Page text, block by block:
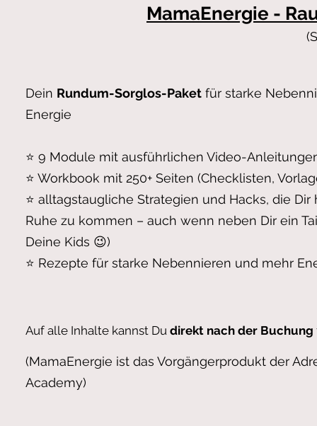
MamaEnergie -
Dein Rundum-Sorglos-Paket für starke
Energie
⭐ 9 Module mit ausführlichen Video-
⭐ Workbook mit 250+ Seiten (Checklisten,
⭐ alltagstaugliche Strategien und Hacks, die
Ruhe zu kommen – auch wenn neben Dir ein
Deine Kids 😉)
⭐ Rezepte für starke Nebennieren und mehr
Auf alle Inhalte kannst Du direkt nach der Buchung
(MamaEnergie ist das Vorgängerprodukt der
Academy)